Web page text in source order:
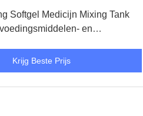
Softgel Medicijn Mixing Tank
en
Krijg Beste Prijs